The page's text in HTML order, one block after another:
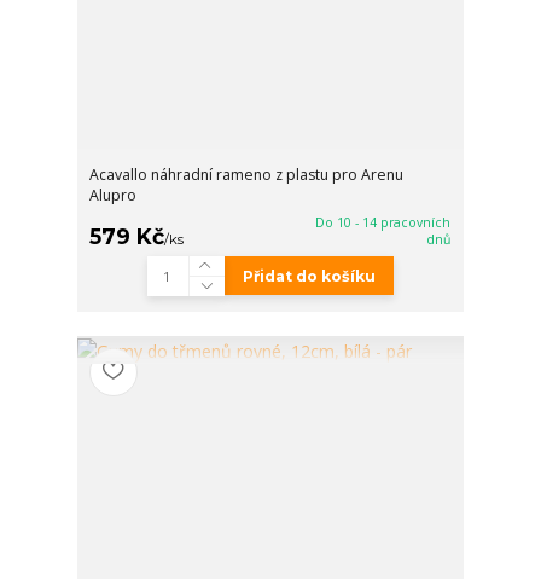
Acavallo náhradní rameno z plastu pro Arenu
Alupro
579 Kč/ks
Do 10 - 14 pracovních
dnů
Přidat do košíku